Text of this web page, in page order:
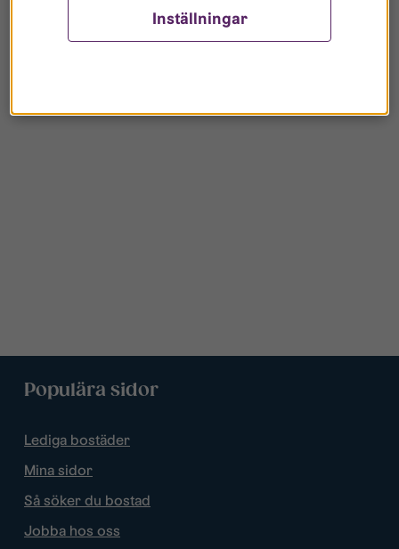
Populära sidor
Lediga bostäder
Mina sidor
Så söker du bostad
Jobba hos oss
Inställningar